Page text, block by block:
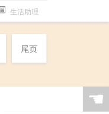
生活助理
尾页
☚